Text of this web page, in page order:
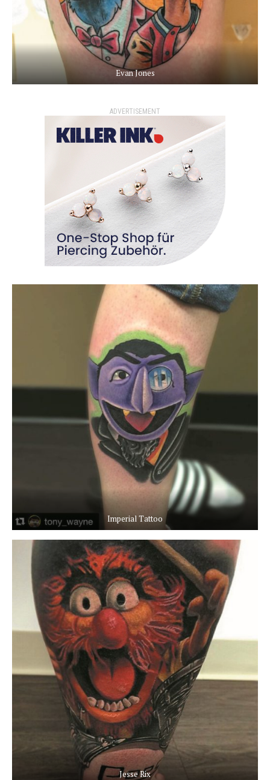
Evan Jones
ADVERTISEMENT
Imperial Tattoo
Jesse Rix